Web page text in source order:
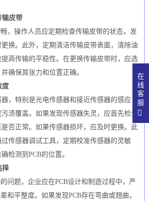
输皮带
，操作人员应定期检查传输皮带的状态，发
换。此外，定期清洁传输皮带表面，清除油
高传输的平稳性。在更换传输皮带时，应选
确保其张力和位置正确。
度
，特别是光电传感器和接近传感器的感应
渍覆盖。如果发现传感器失灵，应首先检查
否正常。如果传感器损坏，应及时更换。此
传感器调试工具，定期校准传感器的灵敏
检测到PCB的位置。
择
问题，企业应在PCB设计和制造过程中，严
和平整度。如果发现PCB存在弯曲或翘曲，
在
线
客
服